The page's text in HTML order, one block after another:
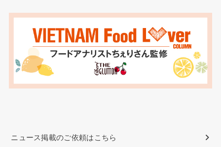
ニュース掲載のご依頼はこちら